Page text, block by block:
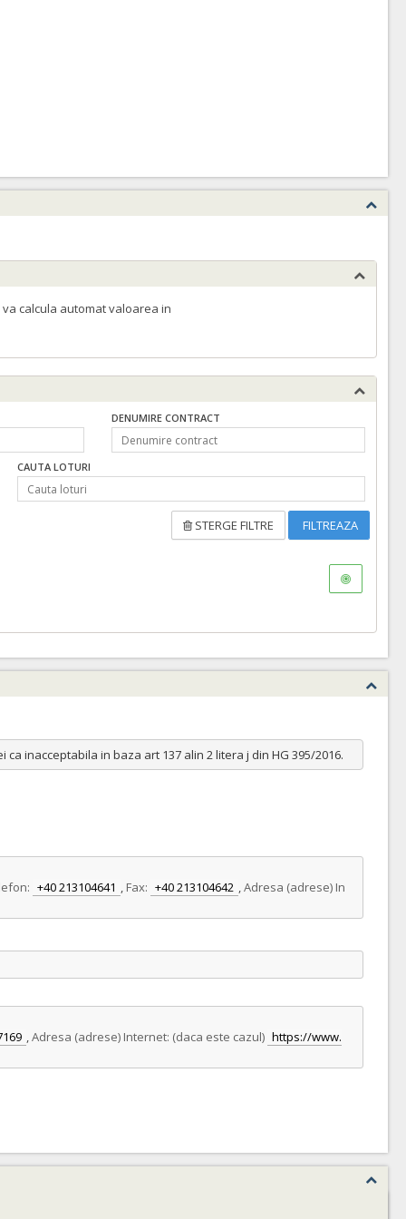
calcula automat valoarea in
DENUMIRE CONTRACT
CAUTA LOTURI
STERGE FILTRE FILTREAZA
inacceptabila in baza art 137 alin 2 litera j din HG 395/2016.
+40 213104641 , Fax: +40 213104642 ,Adresa (adrese) In
,Adresa (adrese) Internet: (daca este cazul) https://www.